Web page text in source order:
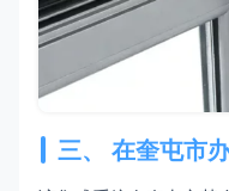
三、 在奎屯市